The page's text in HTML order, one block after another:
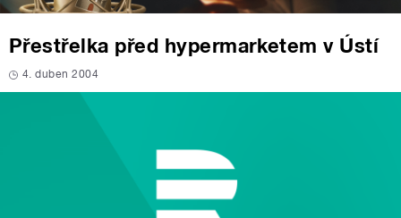
Přestřelka před hypermarketem v Ústí
4. duben 2004